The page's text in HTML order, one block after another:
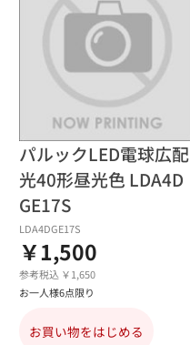
パルックLED電球広配
光40形昼光色 LDA4D
GE17S
LDA4DGE17S
￥1,500
参考税込 ￥1,650
お一人様6点限り
お買い物をはじめる